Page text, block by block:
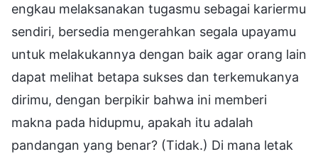
engkau melaksanakan tugasmu sebagai kariermu
sendiri, bersedia mengerahkan segala upayamu
untuk melakukannya dengan baik agar orang lain
dapat melihat betapa sukses dan terkemukanya
dirimu, dengan berpikir bahwa ini memberi
makna pada hidupmu, apakah itu adalah
pandangan yang benar? (Tidak.) Di mana letak